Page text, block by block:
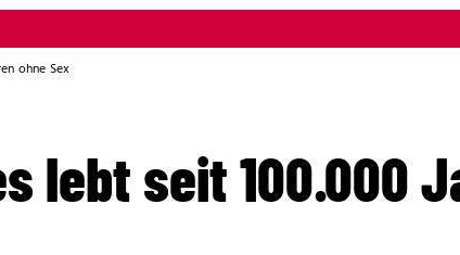
ohne Sex
lebt seit 100.000